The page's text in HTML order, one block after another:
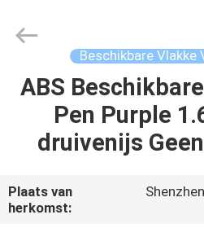
HUIS
PRODUCTEN
VIDEO'S
energiedrank
Leverancier.
huaeason.com.
Developed
Beschikbare Vlakke
ABS
Pen Purple
druivenijs
Plaats van
herkomst:
Shenzhen